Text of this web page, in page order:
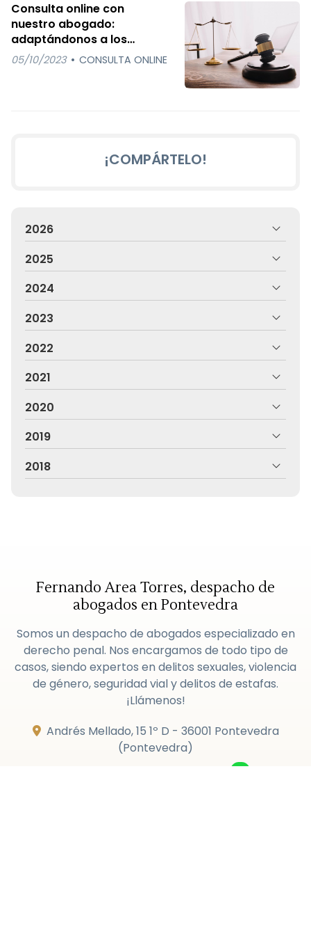
Consulta online con
nuestro abogado:
adaptándonos a los
nuevos tiempos
05/10/2023 CONSULTA ONLINE
¡COMPÁRTELO!
2026
2025
2024
2023
2022
2021
2020
2019
2018
Fernando Area Torres, despacho de
abogados en Pontevedra
Somos un despacho de abogados especializado en
derecho penal. Nos encargamos de todo tipo de
casos, siendo expertos en delitos sexuales, violencia
de género, seguridad vial y delitos de estafas.
¡Llámenos!
Andrés Mellado, 15 1º D - 36001 Pontevedra
(Pontevedra)